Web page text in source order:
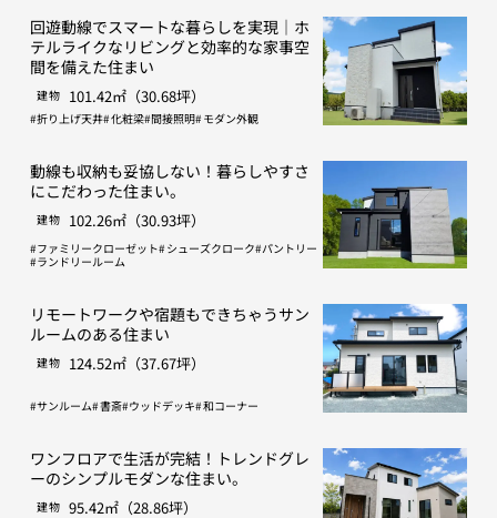
回遊動線でスマートな暮らしを実現｜ホ
テルライクなリビングと効率的な家事空
間を備えた住まい
建物 101.42㎡（30.68坪）
折り上げ天井 化粧梁 間接照明 モダン外観
動線も収納も妥協しない！暮らしやすさ
にこだわった住まい。
建物 102.26㎡（30.93坪）
ファミリークローゼット シューズクローク パントリー
ランドリールーム
リモートワークや宿題もできちゃうサン
ルームのある住まい
建物 124.52㎡（37.67坪）
サンルーム 書斎 ウッドデッキ 和コーナー
ワンフロアで生活が完結！トレンドグレ
ーのシンプルモダンな住まい。
建物 95.42㎡（28.86坪）